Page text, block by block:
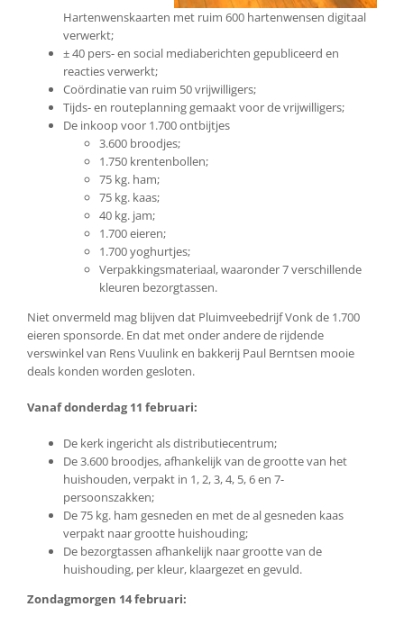
Hartenwenskaarten met ruim 600 hartenwensen digitaal
verwerkt;
± 40 pers- en social mediaberichten gepubliceerd en
reacties verwerkt;
Coördinatie van ruim 50 vrijwilligers;
Tijds- en routeplanning gemaakt voor de vrijwilligers;
De inkoop voor 1.700 ontbijtjes
3.600 broodjes;
1.750 krentenbollen;
75 kg. ham;
75 kg. kaas;
40 kg. jam;
1.700 eieren;
1.700 yoghurtjes;
Verpakkingsmateriaal, waaronder 7 verschillende
kleuren bezorgtassen.
Niet onvermeld mag blijven dat Pluimveebedrijf Vonk de 1.700
eieren sponsorde. En dat met onder andere de rijdende
verswinkel van Rens Vuulink en bakkerij Paul Berntsen mooie
deals konden worden gesloten.
Vanaf donderdag 11 februari:
De kerk ingericht als distributiecentrum;
De 3.600 broodjes, afhankelijk van de grootte van het
huishouden, verpakt in 1, 2, 3, 4, 5, 6 en 7-
persoonszakken;
De 75 kg. ham gesneden en met de al gesneden kaas
verpakt naar grootte huishouding;
De bezorgtassen afhankelijk naar grootte van de
huishouding, per kleur, klaargezet en gevuld.
Zondagmorgen 14 februari: